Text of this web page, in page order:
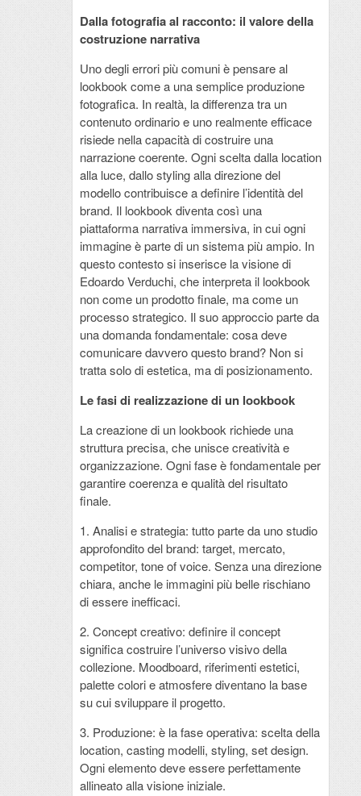
Dalla fotografia al racconto: il valore della
costruzione narrativa
Uno degli errori più comuni è pensare al
lookbook come a una semplice produzione
fotografica. In realtà, la differenza tra un
contenuto ordinario e uno realmente efficace
risiede nella capacità di costruire una
narrazione coerente. Ogni scelta dalla location
alla luce, dallo styling alla direzione del
modello contribuisce a definire l’identità del
brand. Il lookbook diventa così una
piattaforma narrativa immersiva, in cui ogni
immagine è parte di un sistema più ampio. In
questo contesto si inserisce la visione di
Edoardo Verduchi, che interpreta il lookbook
non come un prodotto finale, ma come un
processo strategico. Il suo approccio parte da
una domanda fondamentale: cosa deve
comunicare davvero questo brand? Non si
tratta solo di estetica, ma di posizionamento.
Le fasi di realizzazione di un lookbook
La creazione di un lookbook richiede una
struttura precisa, che unisce creatività e
organizzazione. Ogni fase è fondamentale per
garantire coerenza e qualità del risultato
finale.
1. Analisi e strategia: tutto parte da uno studio
approfondito del brand: target, mercato,
competitor, tone of voice. Senza una direzione
chiara, anche le immagini più belle rischiano
di essere inefficaci.
2. Concept creativo: definire il concept
significa costruire l’universo visivo della
collezione. Moodboard, riferimenti estetici,
palette colori e atmosfere diventano la base
su cui sviluppare il progetto.
3. Produzione: è la fase operativa: scelta della
location, casting modelli, styling, set design.
Ogni elemento deve essere perfettamente
allineato alla visione iniziale.